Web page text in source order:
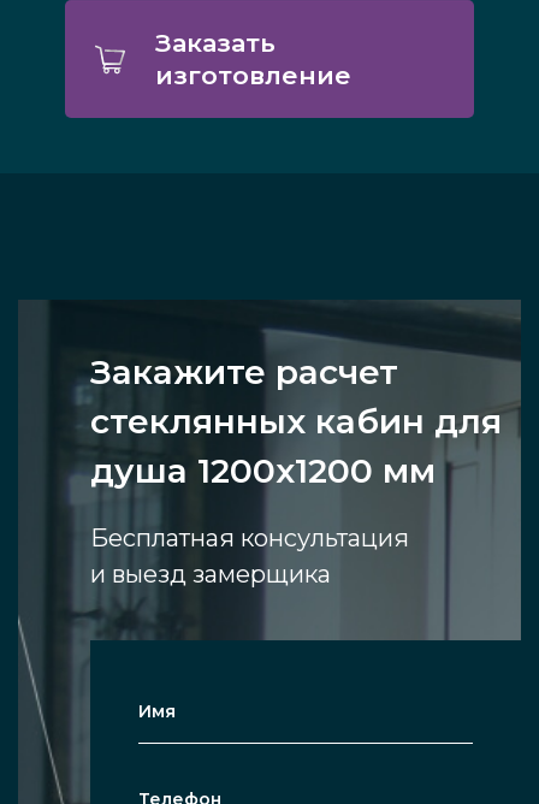
Заказать
изготовление
Закажите расчет
стеклянных кабин для
душа 1200х1200 мм
Бесплатная консультация
и выезд замерщика